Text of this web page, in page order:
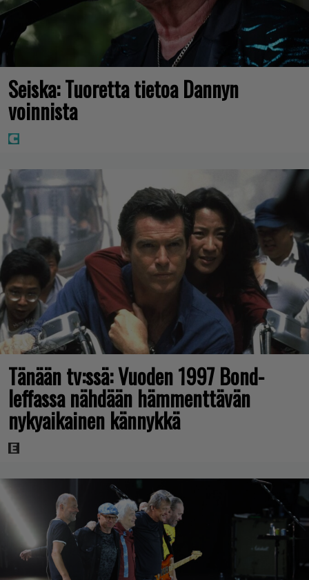
Seiska: Tuoretta tietoa Dannyn
voinnista
Tänään tv:ssä: Vuoden 1997 Bond-
leffassa nähdään hämmenttävän
nykyaikainen kännykkä